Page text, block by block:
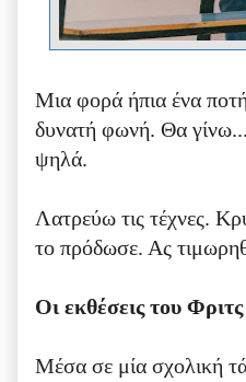
Μια φορά ήπια ένα
δυνατή φωνή. Θα γίνω...
ψηλά.
Λατρεύω τις τέχνες.
το πρόδωσε. Ας
Οι εκθέσεις του
Μέσα σε μία σχολική